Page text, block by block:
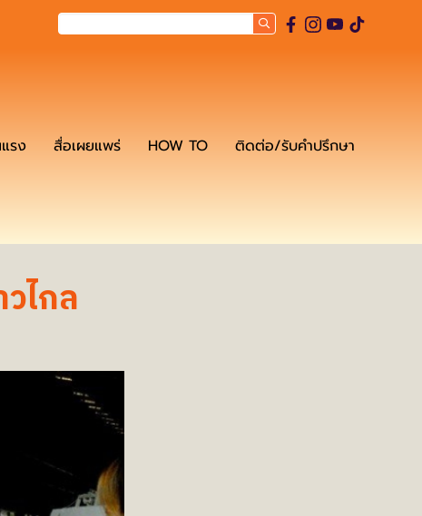
รง สื่อเผยแพร่ HOW TO ติดต่อ/รับคำปรึกษา
ไกล